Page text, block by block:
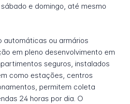
e domingo, até mesmo
automáticas ou armários
em pleno desenvolvimento em
seguros, instalados
como estações, centros
permitem coleta
24 horas por dia. O